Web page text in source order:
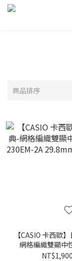
商品排序
【CASIO 卡西歐
網格編織雙顯中
230EM-2ANT$1,900